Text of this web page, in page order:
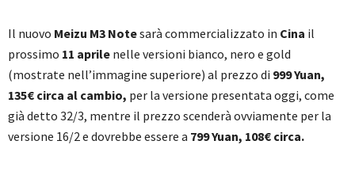
Il nuovo Meizu M3 Notesarà commercializzato in Cina il
prossimo 11 aprile nelle versioni bianco, nero e gold
(mostrate nell’immagine superiore) al prezzo di 999 Yuan,
135€ circa al cambio, per la versione presentata oggi, come
già detto 32/3, mentre il prezzo scenderà ovviamente per la
versione 16/2 e dovrebbe essere a 799 Yuan, 108€ circa.